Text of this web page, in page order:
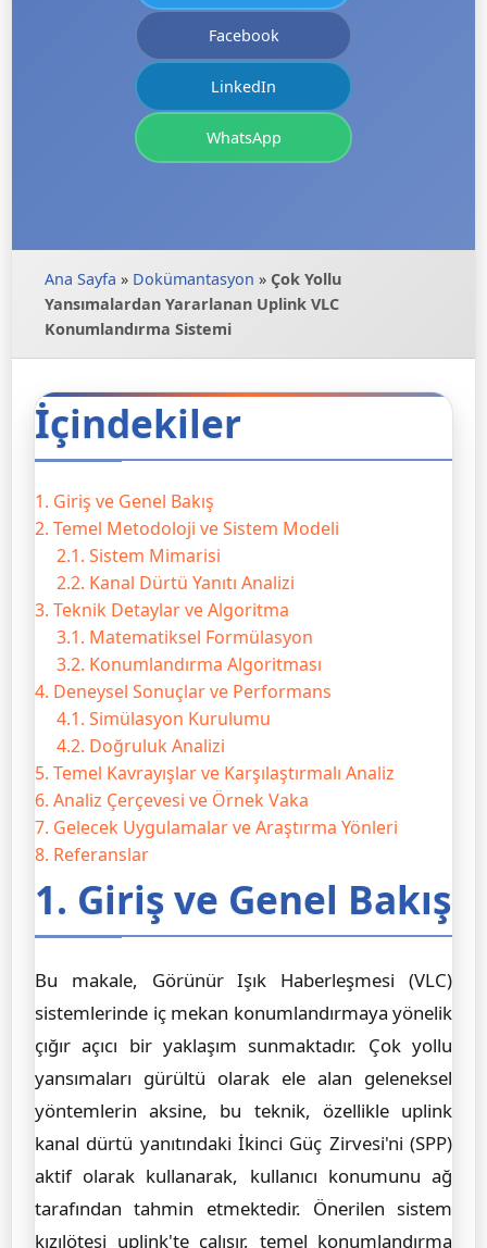
Facebook
LinkedIn
WhatsApp
Ana Sayfa » Dokümantasyon » Çok Yollu
Yansımalardan Yararlanan Uplink VLC
Konumlandırma Sistemi
İçindekiler
1. Giriş ve Genel Bakış
2. Temel Metodoloji ve Sistem Modeli
2.1. Sistem Mimarisi
2.2. Kanal Dürtü Yanıtı Analizi
3. Teknik Detaylar ve Algoritma
3.1. Matematiksel Formülasyon
3.2. Konumlandırma Algoritması
4. Deneysel Sonuçlar ve Performans
4.1. Simülasyon Kurulumu
4.2. Doğruluk Analizi
5. Temel Kavrayışlar ve Karşılaştırmalı Analiz
6. Analiz Çerçevesi ve Örnek Vaka
7. Gelecek Uygulamalar ve Araştırma Yönleri
8. Referanslar
1. Giriş ve Genel Bakış
Bu makale, Görünür Işık Haberleşmesi (VLC)
sistemlerinde iç mekan konumlandırmaya yönelik
çığır açıcı bir yaklaşım sunmaktadır. Çok yollu
yansımaları gürültü olarak ele alan geleneksel
yöntemlerin aksine, bu teknik, özellikle uplink
kanal dürtü yanıtındaki İkinci Güç Zirvesi'ni (SPP)
aktif olarak kullanarak, kullanıcı konumunu ağ
tarafından tahmin etmektedir. Önerilen sistem
kızılötesi uplink'te çalışır, temel konumlandırma